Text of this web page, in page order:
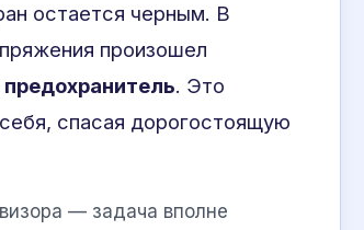
остается черным. В
произошел
предохранитель. Это
спасая дорогостоящую
— задача вполне